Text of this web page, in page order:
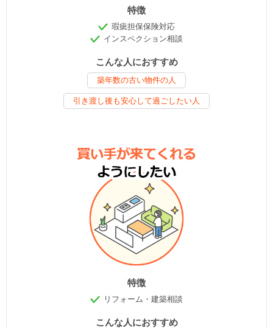
特徴
瑕疵担保保険対応
インスペクション相談
こんな人におすすめ
築年数の古い物件の人
引き渡し後も安心して過ごしたい人
特徴
リフォーム・建築相談
こんな人におすすめ